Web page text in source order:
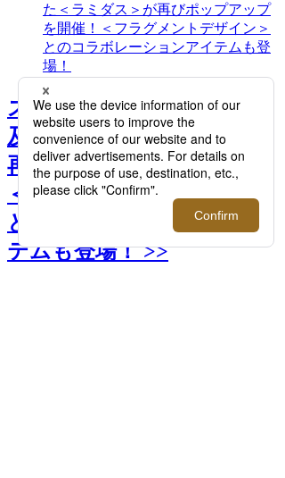
た＜ラミダス＞が再びポップアップ
を開催！＜フラグメントデザイン＞
とのコラボレーションアイテムも登
場！
スタンダードなバッグを追
及してきた＜ラミダス＞が
再びポップアップを開催！
＜フラグメントデザイン＞
とのコラボレーションアイ
テムも登場！ >>